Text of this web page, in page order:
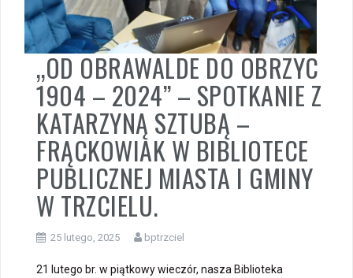
„OD OBRAWALDE DO OBRZYC
1904 – 2024” – SPOTKANIE Z
KATARZYNĄ SZTUBĄ –
FRĄCKOWIAK W BIBLIOTECE
PUBLICZNEJ MIASTA I GMINY
W TRZCIELU.
25 lutego, 2025 bptrzciel
21 lutego br. w piątkowy wieczór, nasza Biblioteka